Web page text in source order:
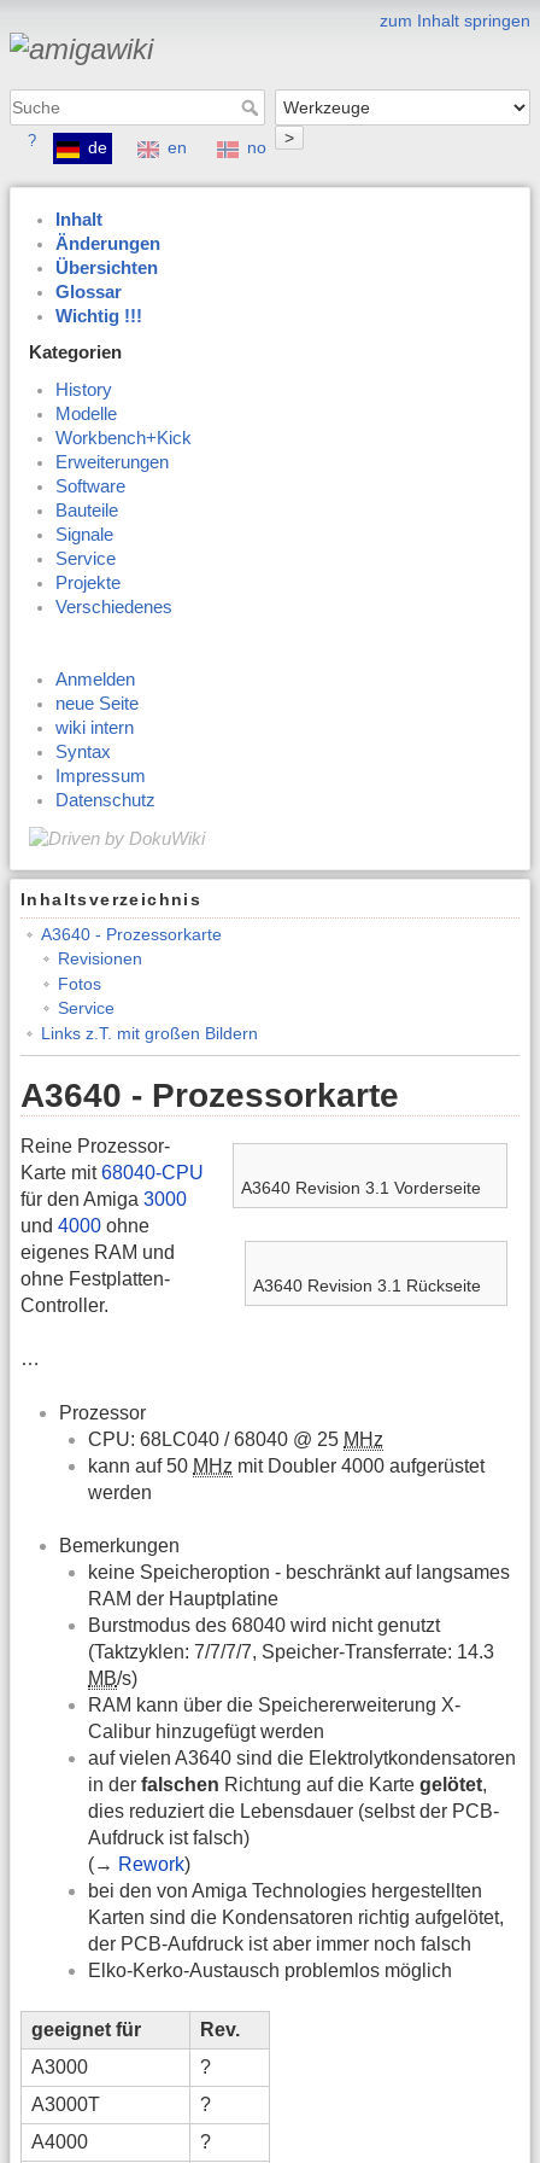
zum Inhalt springen
>
? de en no
Inhalt
Änderungen
Übersichten
Glossar
Wichtig !!!
Kategorien
History
Modelle
Workbench+Kick
Erweiterungen
Software
Bauteile
Signale
Service
Projekte
Verschiedenes
Anmelden
neue Seite
wiki intern
Syntax
Impressum
Datenschutz
Inhaltsverzeichnis
A3640 - Prozessorkarte
Revisionen
Fotos
Service
Links z.T. mit großen Bildern
A3640 - Prozessorkarte
A3640 Revision 3.1 Vorderseite
A3640 Revision 3.1 Rückseite
Reine Prozessor-
Karte mit68040-CPU
für den Amiga 3000
und 4000 ohne
eigenes RAM und
ohne Festplatten-
Controller.
…
Prozessor
CPU: 68LC040 / 68040 @ 25 MHz
kann auf 50 MHz mit Doubler 4000 aufgerüstet
werden
Bemerkungen
keine Speicheroption - beschränkt auf langsames
RAM der Hauptplatine
Burstmodus des 68040 wird nicht genutzt
(Taktzyklen: 7/7/7/7, Speicher-Transferrate: 14.3
MB/s)
RAM kann über die Speichererweiterung X-
Calibur hinzugefügt werden
auf vielen A3640 sind die Elektrolytkondensatoren
in der falschen Richtung auf die Karte gelötet,
dies reduziert die Lebensdauer (selbst der PCB-
Aufdruck ist falsch)
(→ Rework)
bei den von Amiga Technologies hergestellten
Karten sind die Kondensatoren richtig aufgelötet,
der PCB-Aufdruck ist aber immer noch falsch
Elko-Kerko-Austausch problemlos möglich
geeignet für
Rev.
A3000
?
A3000T
?
A4000
?